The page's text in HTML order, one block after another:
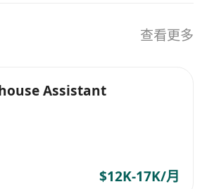
查看更多
Assistant
$12K-17K/月